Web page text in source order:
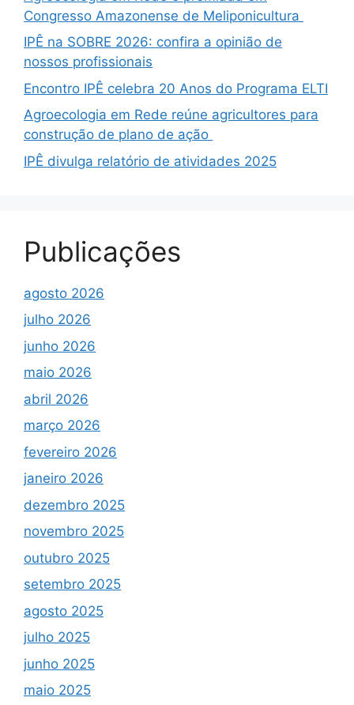
Congresso Amazonense de Meliponicultura
IPÊ na SOBRE 2026: confira a opinião de
nossos profissionais
Encontro IPÊ celebra 20 Anos do Programa ELTI
Agroecologia em Rede reúne agricultores para
construção de plano de ação
IPÊ divulga relatório de atividades 2025
Publicações
agosto 2026
julho 2026
junho 2026
maio 2026
abril 2026
março 2026
fevereiro 2026
janeiro 2026
dezembro 2025
novembro 2025
outubro 2025
setembro 2025
agosto 2025
julho 2025
junho 2025
maio 2025